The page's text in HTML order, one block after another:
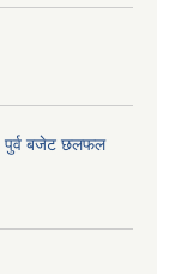
पुर्व बजेट छलफल